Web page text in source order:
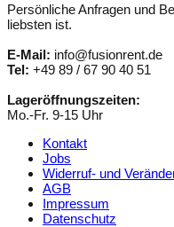
Persönliche Anfragen und
liebsten ist.
E-Mail: info@fusionrent.de
Tel: +49 89 / 67 90 40 51
Lageröffnungszeiten:
Mo.-Fr. 9-15 Uhr
Kontakt
Jobs
Widerruf- und
AGB
Impressum
Datenschutz